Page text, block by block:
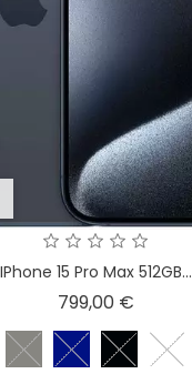
IPhone 15 Pro Max 512GB...
799,00 €Precio